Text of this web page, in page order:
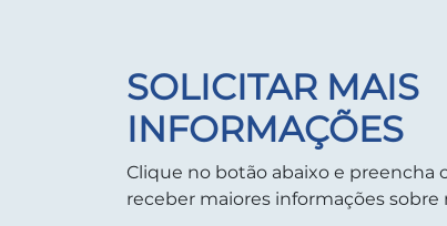
SOLICITAR MAIS
INFORMAÇÕES
Clique no botão abaixo e preencha
receber maiores informações sobre